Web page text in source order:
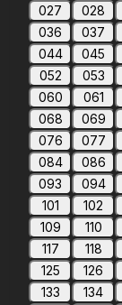
027
028
036
037
044
045
052
053
060
061
068
069
076
077
084
086
093
094
101
102
109
110
117
118
125
126
133
134